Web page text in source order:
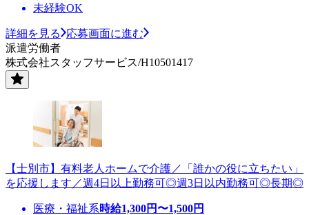
未経験OK
詳細を見る
応募画面に進む
派遣労働者
株式会社スタッフサービス/H10501417
【士別市】有料老人ホームで介護／「誰かの役に立ちたい」
を応援します／週4日以上勤務可◎週3日以内勤務可◎長期◎
医療・福祉系時給1,300円〜1,500円